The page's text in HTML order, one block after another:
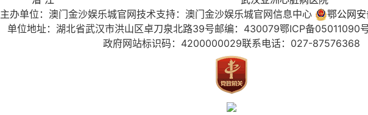
主办单位：澳门金沙娱乐城官网技术支持：澳门金沙娱乐城官网信息中心
鄂公网
单位地址：湖北省武汉市洪山区卓刀泉北路39号邮编：430079鄂ICP备05011090
政府网站标识码：4200000029联系电话：027-87576368